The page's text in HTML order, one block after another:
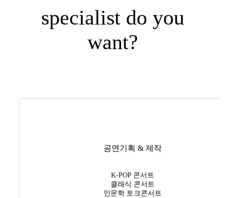
specialist do you
want?
공연기획 & 제작
K-POP 콘서트
클래식 콘서트
인문학 토크콘서트